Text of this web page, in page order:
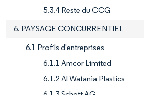
5.3.4 Reste du CCG
6. PAYSAGE CONCURRENTIEL
6.1 Profils d'entreprises
6.1.1 Amcor Limited
6.1.2 Al Watania Plastics